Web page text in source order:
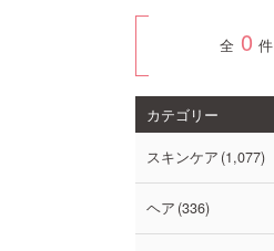
全 0 件
カテゴリー
スキンケア 1,077
ヘア 336